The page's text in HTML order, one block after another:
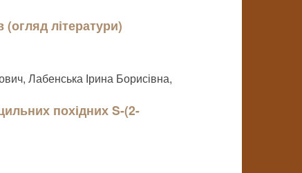
(огляд літератури)
Лабенська Ірина Борисівна,
похідних S-(2-